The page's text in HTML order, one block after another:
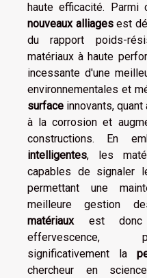
haute efficacité.
nouveaux alliagesest
du rapport poids-
matériaux à haute
incessante d'une
environnementales et
surface innovants,
à la corrosion et
constructions. En
intelligentes, les
capables de signaler
permettant une
meilleure gestion
matériauxest donc
effervescence,
significativement la
chercheur en